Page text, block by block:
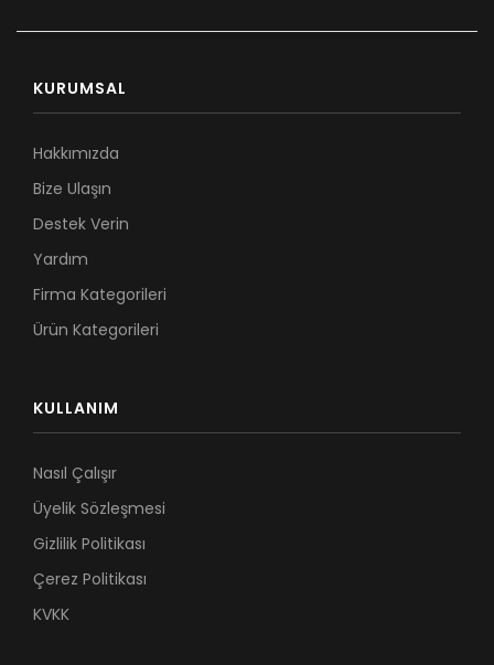
KURUMSAL
Hakkımızda
Bize Ulaşın
Destek Verin
Yardım
Firma Kategorileri
Ürün Kategorileri
KULLANIM
Nasıl Çalışır
Üyelik Sözleşmesi
Gizlilik Politikası
Çerez Politikası
KVKK